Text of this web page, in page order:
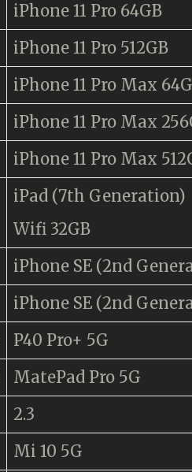
iPhone 11 Pro 64GB
iPhone 11 Pro 512GB
iPhone 11 Pro Max
iPhone 11 Pro Max
iPhone 11 Pro Max
iPad (7th Generation)
Wifi 32GB
iPhone SE (2nd
iPhone SE (2nd
P40 Pro+ 5G
MatePad Pro 5G
2.3
Mi 10 5G